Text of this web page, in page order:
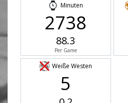
Minuten
2738
88.3
Per Game
Weiße Westen
5